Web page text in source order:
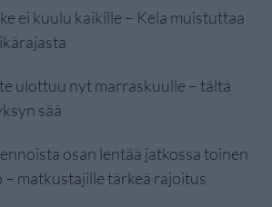
ei kuulu kaikille – Kela muistuttaa
ulottuu nyt marraskuulle – tältä
sää
osan lentää jatkossa toinen
matkustajille tärkeä rajoitus